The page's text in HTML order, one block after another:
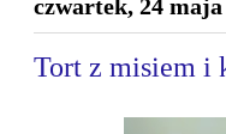
czwartek, 24 maja
Tort z misiem i